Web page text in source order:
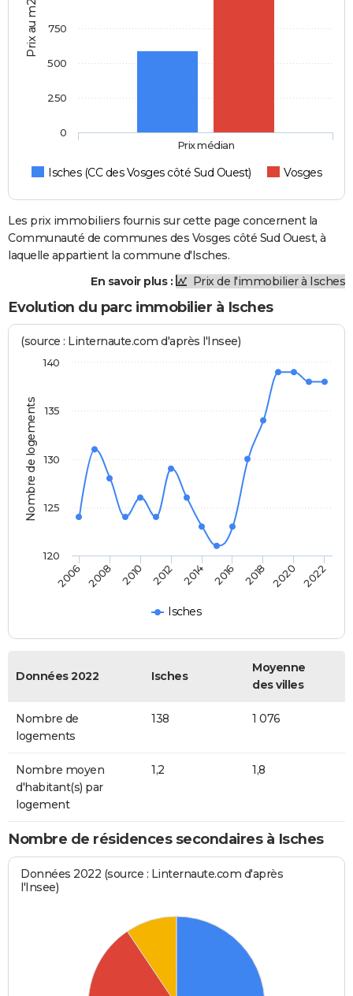
Prix au m2
Isches (CC des Vosges côté Sud Ouest) Vosges
Prix médian
0
250
500
750
Les prix immobiliers fournis sur cette page concernent la
Communauté de communes des Vosges côté Sud Ouest, à
laquelle appartient la commune d'Isches.
En savoir plus :
Prix de l'immobilier à Isches
Evolution du parc immobilier à Isches
Nombre de logements
(source : Linternaute.com d'après l'Insee)
Isches
2006 2008 2010 2012 2014 2016 2018 2020 2022
120
125
130
135
140
Données 2022 Isches
Moyenne
des villes
Nombre de
logements
138 1 076
Nombre moyen
d'habitant(s) par
logement
1,2 1,8
Nombre de résidences secondaires à Isches
Données 2022 (source : Linternaute.com d'après
l'Insee)